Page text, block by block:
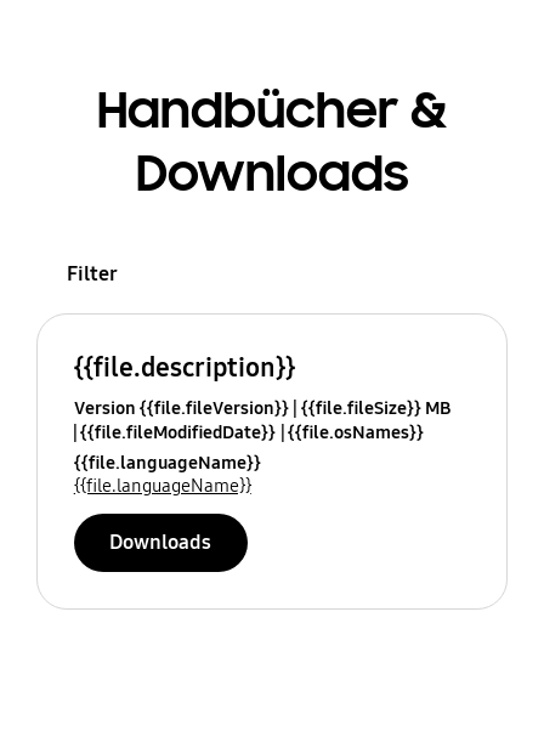
Handbücher &
Downloads
Filter
{{file.description}}
Version {{file.fileVersion}} {{file.fileSize}} MB
{{file.fileModifiedDate}} {{file.osNames}}
{{file.languageName}}
{{file.languageName}}
Downloads